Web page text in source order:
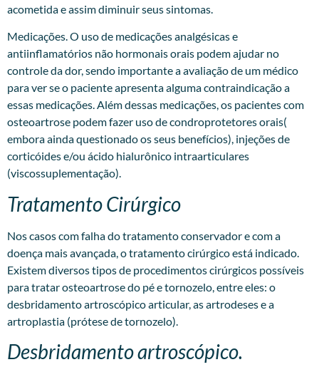
acometida e assim diminuir seus sintomas.
Medicações. O uso de medicações analgésicas e
antiinflamatórios não hormonais orais podem ajudar no
controle da dor, sendo importante a avaliação de um médico
para ver se o paciente apresenta alguma contraindicação a
essas medicações. Além dessas medicações, os pacientes com
osteoartrose podem fazer uso de condroprotetores orais(
embora ainda questionado os seus benefícios), injeções de
corticóides e/ou ácido hialurônico intraarticulares
(viscossuplementação).
Tratamento Cirúrgico
Nos casos com falha do tratamento conservador e com a
doença mais avançada, o tratamento cirúrgico está indicado.
Existem diversos tipos de procedimentos cirúrgicos possíveis
para tratar osteoartrose do pé e tornozelo, entre eles: o
desbridamento artroscópico articular, as artrodeses e a
artroplastia (prótese de tornozelo).
Desbridamento artroscópico.